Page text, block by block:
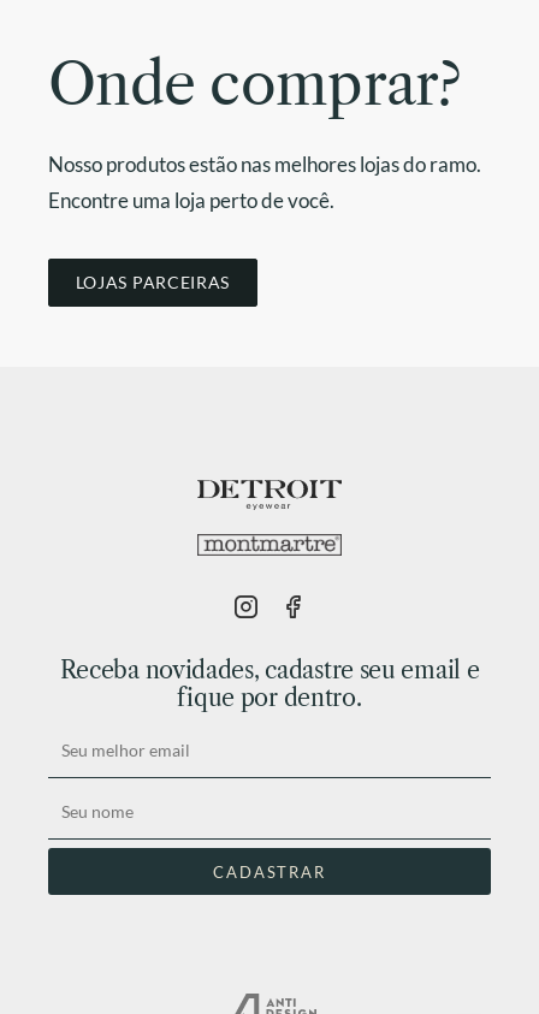
Onde comprar?
Nosso produtos estão nas melhores lojas do ramo.
Encontre uma loja perto de você.
LOJAS PARCEIRAS
Receba novidades, cadastre seu email e
fique por dentro.